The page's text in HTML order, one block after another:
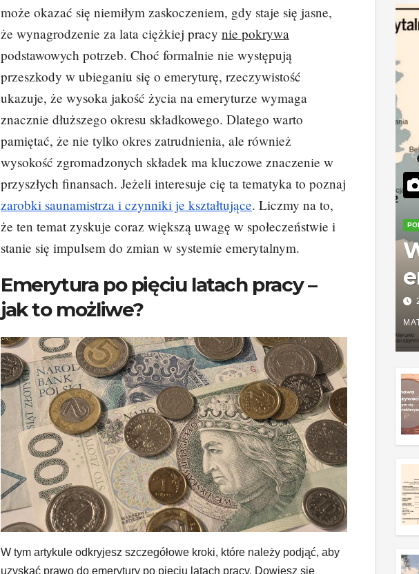
może okazać się niemiłym zaskoczeniem, gdy staje się jasne,
że wynagrodzenie za lata ciężkiej pracy nie pokrywa
podstawowych potrzeb. Choć formalnie nie występują
przeszkody w ubieganiu się o emeryturę, rzeczywistość
ukazuje, że wysoka jakość życia na emeryturze wymaga
znacznie dłuższego okresu składkowego. Dlatego warto
pamiętać, że nie tylko okres zatrudnienia, ale również
wysokość zgromadzonych składek ma kluczowe znaczenie w
przyszłych finansach. Jeżeli interesuje cię ta tematyka to poznaj
zarobki saunamistrza i czynniki je kształtujące. Liczmy na to,
że ten temat zyskuje coraz większą uwagę w społeczeństwie i
stanie się impulsem do zmian w systemie emerytalnym.
Emerytura po pięciu latach pracy –
jak to możliwe?
W tym artykule odkryjesz szczegółowe kroki, które należy podjąć, aby
uzyskać prawo do emerytury po pięciu latach pracy. Dowiesz się